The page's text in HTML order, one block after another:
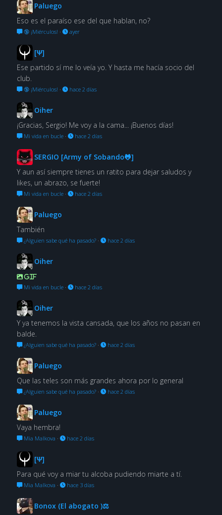
Paluego
Eso es el paraíso ese del que hablan, no?
🔞 ¡Miérculos! · ayer
[Ψ]
Ese partido sí me lo veía yo. Y hasta me hacía socio del
club.
🔞 ¡Miérculos! · hace 2 días
Oiher
¡Gracias, Sergio! Me voy a la cama... ¡Buenos días!
Mi vida en bucle· hace 2 días
SERGIO [Army of Sobando🐸]
Y aun así siempre tienes un ratito para dejar saludos y
likes, un abrazo, se fuerte!
Mi vida en bucle· hace 2 días
Paluego
También
¿Alguien sabe qué ha pasado?· hace 2 días
Oiher
GIF
Mi vida en bucle· hace 2 días
Oiher
Y ya tenemos la vista cansada, que los años no pasan en
balde.
¿Alguien sabe qué ha pasado?· hace 2 días
Paluego
Que las teles son más grandes ahora por lo general
¿Alguien sabe qué ha pasado?· hace 2 días
Paluego
Vaya hembra!
Mia Malkova · hace 2 días
[Ψ]
Para qué voy a miar tu alcoba pudiendo miarte a tí.
Mia Malkova · hace 3 días
Bonox (El abogato )⚖